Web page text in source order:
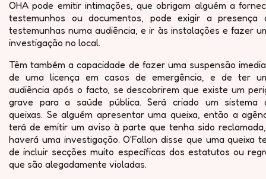
OHA pode emitir intimações, que obrigam alguém a
testemunhos ou documentos, pode exigir a presença
testemunhas numa audiência, e ir às instalações e fazer
investigação no local.
Têm também a capacidade de fazer uma suspensão
de uma licença em casos de emergência, e de ter
audiência após o facto, se descobrirem que existe um
grave para a saúde pública. Será criado um sistema
queixas. Se alguém apresentar uma queixa, então a
terá de emitir um aviso à parte que tenha sido
haverá uma investigação. O'Fallon disse que uma queixa
de incluir secções muito específicas dos estatutos ou
que são alegadamente violadas.